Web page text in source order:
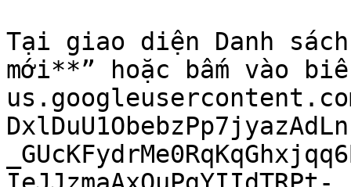
Tại giao diện Danh
mới**” hoặc bấm vào